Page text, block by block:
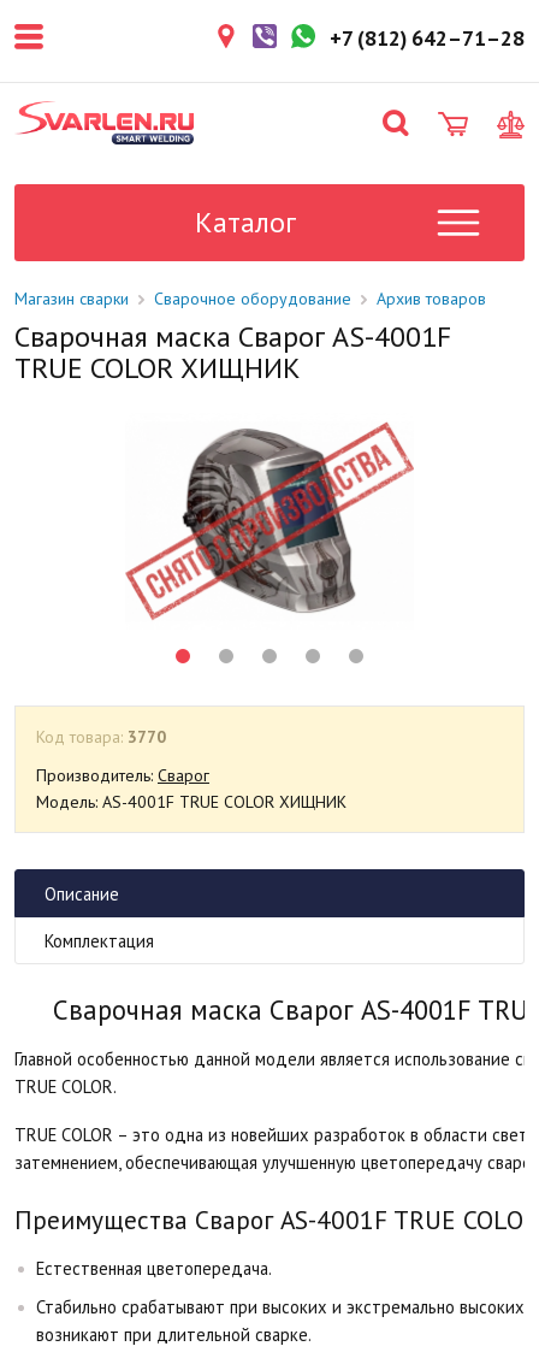
более 3 рабочих дней.
поставки в магазин: 1-2 рабочих
дня.
Данный товар отсутствует на
уточните у менеджера.
+7 (812) 642–71–28
Каталог
Магазин сварки Сварочное оборудование Архив товаров
Сварочная маска Сварог AS-4001F
TRUE COLOR ХИЩНИК
Код товара: 3770
Производитель: Сварог
Модель: AS-4001F TRUE COLOR ХИЩНИК
Описание
Комплектация
Сварочная маска Сварог AS-4001F
Главной особенностью данной модели является использование
TRUE COLOR.
TRUE COLOR – это одна из новейших разработок в области
затемнением, обеспечивающая улучшенную цветопередачу
Преимущества Сварог AS-4001F TRUE
Естественная цветопередача.
Стабильно срабатывают при высоких и экстремально высоких
возникают при длительной сварке.